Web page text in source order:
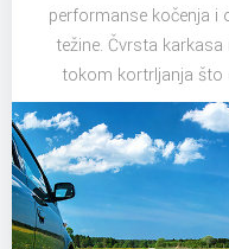
performanse kočenja i
težine. Čvrsta
tokom kortrljanja